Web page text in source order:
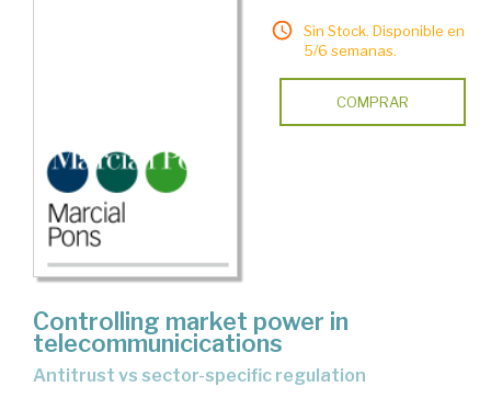
Sin Stock. Disponible en
5/6 semanas.
COMPRAR
Controlling market power in
telecommunicications
antitrust vs sector-specific regulation